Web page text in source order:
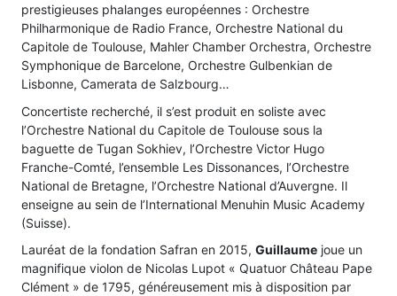
prestigieuses phalanges européennes : Orchestre
Philharmonique de Radio France, Orchestre National du
Capitole de Toulouse, Mahler Chamber Orchestra, Orchestre
Symphonique de Barcelone, Orchestre Gulbenkian de
Lisbonne, Camerata de Salzbourg…
Concertiste recherché, il s’est produit en soliste avec
l’Orchestre National du Capitole de Toulouse sous la
baguette de Tugan Sokhiev, l’Orchestre Victor Hugo
Franche-Comté, l’ensemble Les Dissonances, l’Orchestre
National de Bretagne, l’Orchestre National d’Auvergne. Il
enseigne au sein de l’International Menuhin Music Academy
(Suisse).
Lauréat de la fondation Safran en 2015, Guillaume joue un
magnifique violon de Nicolas Lupot « Quatuor Château Pape
Clément » de 1795, généreusement mis à disposition par